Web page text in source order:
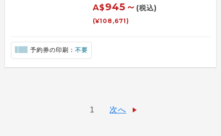
A$945～ (税込)
(¥108,671)
予約券の印刷： 不要
1 次へ